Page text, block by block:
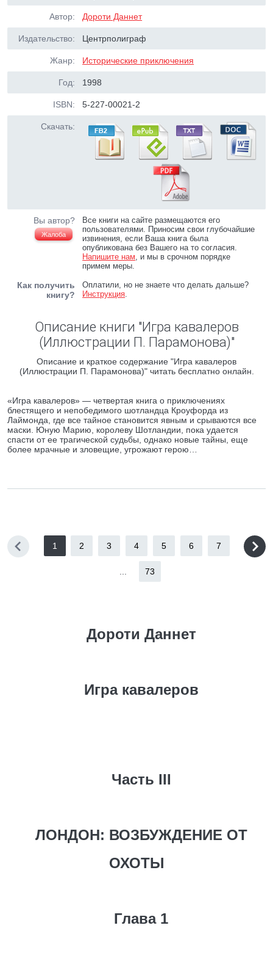
Автор: Дороти Даннет
Издательство: Центрполиграф
Жанр: Исторические приключения
Год: 1998
ISBN: 5-227-00021-2
Скачать:
Вы автор?
Жалоба
Все книги на сайте размещаются его
пользователями. Приносим свои глубочайшие
извинения, если Ваша книга была
опубликована без Вашего на то согласия.
Напишите нам, и мы в срочном порядке
примем меры.
Как получить
книгу?
Оплатили, но не знаете что делать дальше?
Инструкция.
Описание книги "Игра кавалеров
(Иллюстрации П. Парамонова)"
Описание и краткое содержание "Игра кавалеров
(Иллюстрации П. Парамонова)" читать бесплатно онлайн.
«Игра кавалеров» — четвертая книга о приключениях
блестящего и непобедимого шотландца Кроуфорда из
Лаймонда, где все тайное становится явным и срываются все
маски. Юную Марию, королеву Шотландии, пока удается
спасти от ее трагической судьбы, однако новые тайны, еще
более мрачные и зловещие, угрожают герою…
1 2 3 4 5 6 7
73
Дороти Даннет
Игра кавалеров
Часть III
ЛОНДОН: ВОЗБУЖДЕНИЕ ОТ
ОХОТЫ
Глава 1